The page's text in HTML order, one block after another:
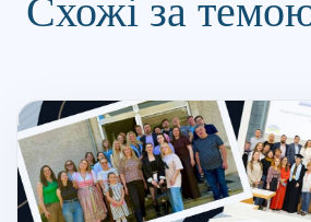
Схожі за